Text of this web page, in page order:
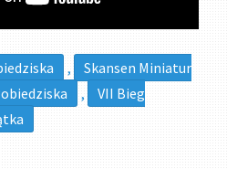
,
Skansen Miniatur
,
VII Bieg